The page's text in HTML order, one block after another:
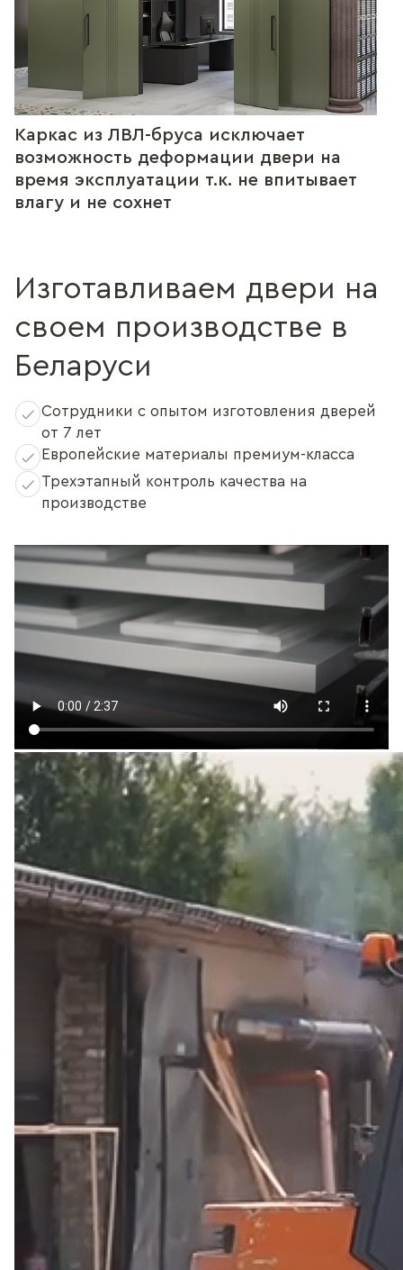
Каркас из ЛВЛ-бруса исключает
возможность деформации двери на
время эксплуатации т.к. не впитывает
влагу и не сохнет
Изготавливаем двери на
своем производстве в
Беларуси
Сотрудники с опытом изготовления дверей
от 7 лет
Европейские материалы премиум-класса
Трехэтапный контроль качества на
производстве